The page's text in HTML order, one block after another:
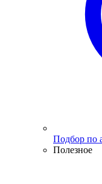
Подбор по
Полезное